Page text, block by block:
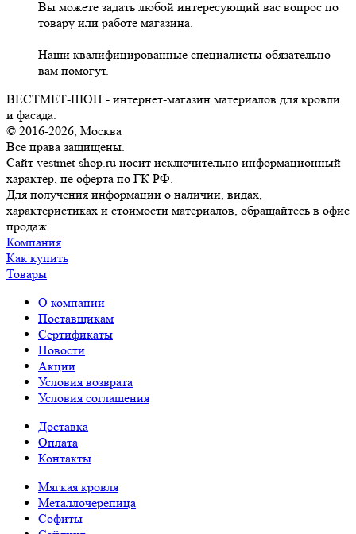
Вы можете задать любой интересующий вас вопрос по
товару или работе магазина.
Наши квалифицированные специалисты обязательно
вам помогут.
ВЕСТМЕТ-ШОП - интернет-магазин материалов для кровли
и фасада.
© 2016-2026, Москва
Все права защищены.
Сайт vestmet-shop.ru носит исключительно информационный
характер, не оферта по ГК РФ.
Для получения информации о наличии, видах,
характеристиках и стоимости материалов, обращайтесь в офис
продаж.
Компания
Как купить
Товары
О компании
Поставщикам
Сертификаты
Новости
Акции
Условия возврата
Условия соглашения
Доставка
Оплата
Контакты
Мягкая кровля
Металлочерепица
Софиты